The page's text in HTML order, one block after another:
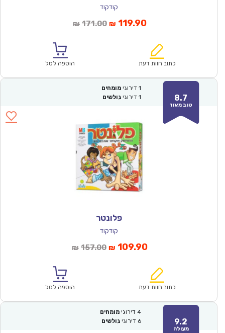
קודקוד
₪ 171.00המחיר
₪171.00.
₪ 119.90המחיר
הוא:
כתוב חוות דעת הוספה לסל
8.7
טוב מאוד
1 דירוגי מומחים
1 דירוגי גולשים
פלונטר
קודקוד
₪ 157.00המחיר
₪157.00.
₪ 109.90המחיר
הוא:
כתוב חוות דעת הוספה לסל
9.2
מעולה
4 דירוגי מומחים
6 דירוגי גולשים